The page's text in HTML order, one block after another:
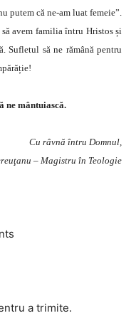
putem că ne-am luat femeie”.
avem familia întru Hristos și
Sufletul să ne rămână pentru
ne mântuiască.
Cu râvnă întru Domnul,
– Magistru în Teologie
a trimite.